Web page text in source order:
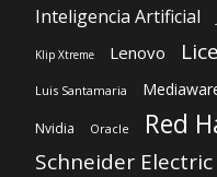
Inteligencia Artificial
Klip Xtreme Lenovo
Luis Santamaria
Nvidia Oracle Red
Schneider Electric